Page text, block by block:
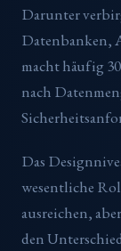
Darunter
Datenbanken,
macht häufig
nach
Das
wesentliche
ausreichen,
den